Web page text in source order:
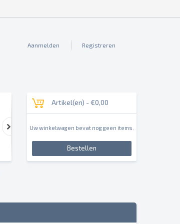
Aanmelden Registreren
Outdoor & Sign
Artikel(en) -€0,00
Uw winkelwagen bevat nog geen items.
Bestellen